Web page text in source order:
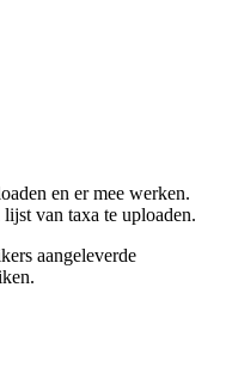
en er mee werken.
van taxa te uploaden.
aangeleverde